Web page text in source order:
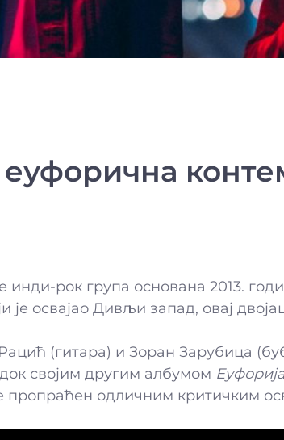
инди-рок група основана 2013.
је освајао Дивљи запад, овај
(гитара) и Зоран Зарубица
својим другим албумом
пропраћен одличним критичким